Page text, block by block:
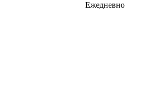
Ежедневно